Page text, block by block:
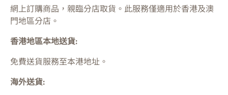
網上訂購商品，親臨分店取貨。此服務僅適用於香港及澳
門地區分店。
香港地區本地送貨:
免費送貨服務至本港地址。
海外送貨: